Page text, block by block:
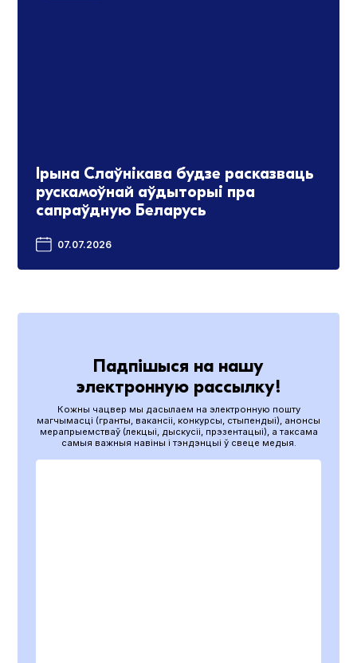
Ірына Слаўнікава будзе расказваць
рускамоўнай аўдыторыі пра
сапраўдную Беларусь
07.07.2026
Падпішыся на нашу
электронную рассылку!
Кожны чацвер мы дасылаем на электронную пошту
магчымасці (гранты, вакансіі, конкурсы, стыпендыі), анонсы
мерапрыемстваў (лекцыі, дыскусіі, прэзентацыі), а таксама
самыя важныя навіны і тэндэнцыі ў свеце медыя.